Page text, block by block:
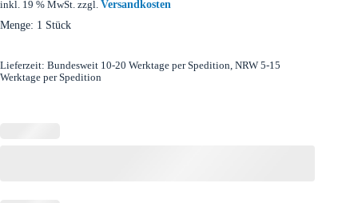
inkl. 19 % MwSt. zzgl. Versandkosten
Menge: 1 Stück
Lieferzeit: Bundesweit 10-20 Werktage per Spedition, NRW 5-15
Werktage per Spedition